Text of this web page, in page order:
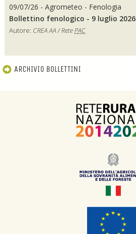
09/07/26 - Agrometeo - Fenologia
Bollettino fenologico - 9 luglio 2026
Autore: CREA AA / RetePAC
ARCHIVIO BOLLETTINI